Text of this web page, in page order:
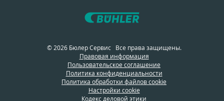
© 2026 Бюлер Сервис Все права защищены.
Правовая информация
Пользовательское соглашение
Политика конфиденциальности
Политика обработки файлов cookie
Настройки cookie
Кодекс деловой этики